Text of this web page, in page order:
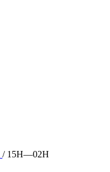
/ 15H—02H